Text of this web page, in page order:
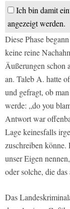
Ich bin damit
angezeigt werden.
Diese Phase
keine reine
Äußerungen schon
an. Taleb A. hatte
und gefragt, ob
werde: „do you
Antwort war
Lage keinesfalls
zuschreiben
unser Eigen
oder solche, die
Das